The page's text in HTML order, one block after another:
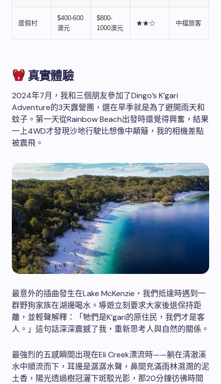
度假村
$400-600
澳元
$800-
1000澳元
★★☆ 中檔旅客
真實體驗
2024年7月，我和三個朋友參加了Dingo’s K’gari
Adventure的3天露營團，選在旱季就是為了避開雨天和
蚊子。第一天從Rainbow Beach出發時還覺得興奮，結果
一上4WD才發現沙地行駛比想像中顛簸，我的相機差點
被震飛。
最意外的插曲發生在Lake McKenzie，我們抵達時遇到一
群野狗家族在湖邊喝水。導遊立刻要求大家後退保持距
離，並輕聲解釋：「牠們是K’gari的原住民，我們才是客
人。」這句話深深震撼了我，重新思考人與自然的關係。
最強烈的五感瞬間出現在Eli Creek漂流時——躺在清澈溪
水中順流而下，耳邊是潺潺水聲，鼻間充滿雨林濕潤的泥
土香，陽光透過樹冠灑下斑駁光影，那20分鐘彷彿時間